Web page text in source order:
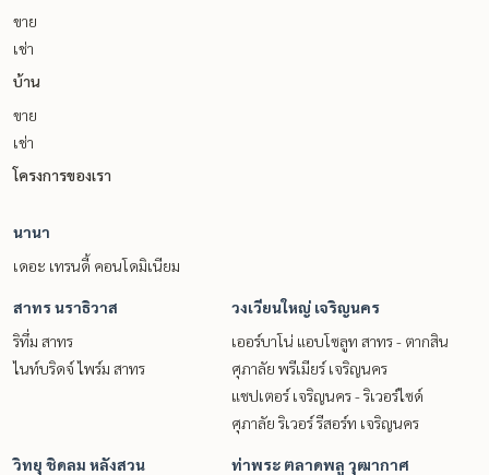
ขาย
เช่า
บ้าน
ขาย
เช่า
โครงการของเรา
นานา
เดอะ เทรนดี้ คอนโดมิเนียม
สาทร นราธิวาส
ริทึ่ม สาทร
ไนท์บริดจ์ ไพร์ม สาทร
วงเวียนใหญ่ เจริญนคร
เออร์บาโน่ แอบโซลูท สาทร - ตากสิน
ศุภาลัย พรีเมียร์ เจริญนคร
แชปเตอร์ เจริญนคร - ริเวอร์ไซด์
ศุภาลัย ริเวอร์ รีสอร์ท เจริญนคร
วิทยุ ชิดลม หลังสวน
ท่าพระ ตลาดพลู วุฒากาศ